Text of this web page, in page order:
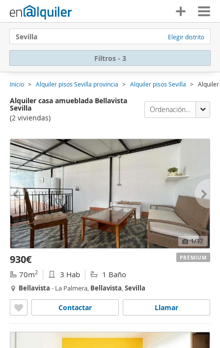
Sevilla Elegir distrito
Filtros - 3
Inicio Alquiler pisos Sevilla provincia Alquiler pisos Sevilla Alquiler
Alquiler casa amueblada Bellavista
Sevilla
(2 viviendas)
Ordenación Enalquiler
1/17
930€
70m2 3 Hab 1 Baño
Bellavista - La Palmera, Bellavista,Sevilla
Llamar
Contactar
PREMIUM